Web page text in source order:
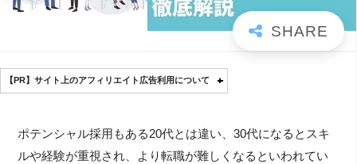
【PR】サイト上のアフィリエイト広告利用について
ポテンシャル採用もある20代とは違い、30代になるとスキ
ルや経験が重視され、より転職が難しくなるといわれてい